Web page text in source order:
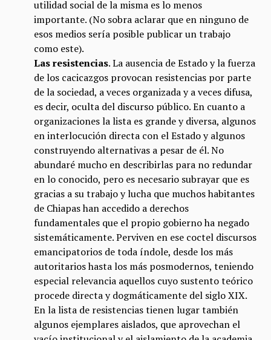
utilidad social de la misma es lo menos
importante. (No sobra aclarar que en ninguno de
esos medios sería posible publicar un trabajo
como este).
Las resistencias. La ausencia de Estado y la fuerza
de los cacicazgos provocan resistencias por parte
de la sociedad, a veces organizada y a veces difusa,
es decir, oculta del discurso público. En cuanto a
organizaciones la lista es grande y diversa, algunos
en interlocución directa con el Estado y algunos
construyendo alternativas a pesar de él. No
abundaré mucho en describirlas para no redundar
en lo conocido, pero es necesario subrayar que es
gracias a su trabajo y lucha que muchos habitantes
de Chiapas han accedido a derechos
fundamentales que el propio gobierno ha negado
sistemáticamente. Perviven en ese coctel discursos
emancipatorios de toda índole, desde los más
autoritarios hasta los más posmodernos, teniendo
especial relevancia aquellos cuyo sustento teórico
procede directa y dogmáticamente del siglo XIX.
En la lista de resistencias tienen lugar también
algunos ejemplares aislados, que aprovechan el